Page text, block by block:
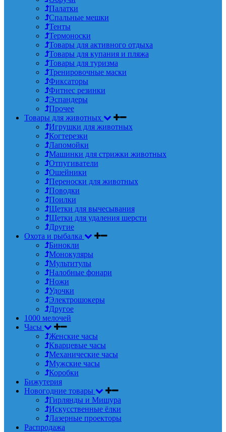
Палатки
Спальные мешки
Тенты
Термоноски
Товары для активного отдыха
Товары для купания и пляжа
Товары для туризма
Тренировочные маски
Фиксаторы
Фитнес резинки
Эспандеры
Прочее
Товары для животных
Игрушки для животных
Когтерезки
Лапомойки
Машинки для стрижки животных
Отпугиватели
Ошейники
Переноски для животных
Поводки
Поилки
Щетки для вычесывания
Щетки для удаления шерсти
Другие
Охота и рыбалка
Бинокли
Монокуляры
Мультитулы
Налобные фонари
Ножи
Удочки
Электрошокеры
Другое
1000 мелочей
Часы
Женские часы
Кварцевые часы
Механические часы
Мужские часы
Коробки
Бижутерия
Новогодние товары
Гирлянды и Мишура
Искусственные ёлки
Лазерные проекторы
Распродажа